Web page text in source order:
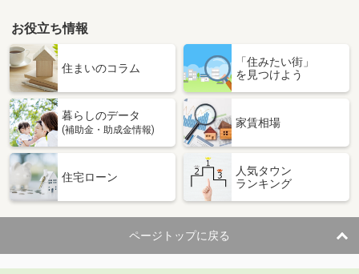
お役立ち情報
住まいのコラム
「住みたい街」
を見つけよう
暮らしのデータ
(補助金・助成金情報)
家賃相場
住宅ローン
人気タウン
ランキング
ページトップに戻る